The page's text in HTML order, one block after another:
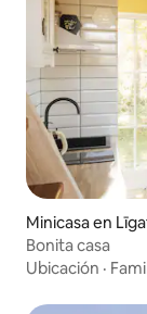
Minicasa en
Bonita casa
Ubicación ·